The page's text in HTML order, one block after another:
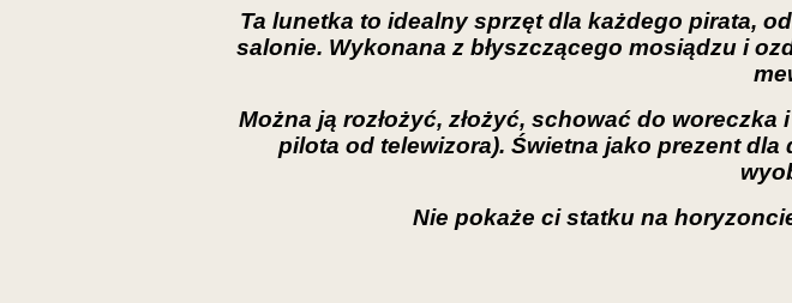
Ta lunetka to idealny sprzęt dla każdego pirata,
salonie. Wykonana z błyszczącego mosiądzu i
Można ją rozłożyć, złożyć, schować do
pilota od telewizora). Świetna jako prezent
Nie pokaże ci statku na